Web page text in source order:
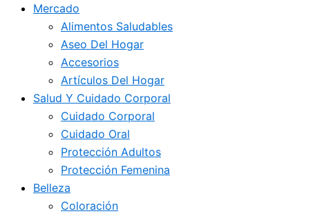
Mercado
Alimentos Saludables
Aseo Del Hogar
Accesorios
Artículos Del Hogar
Salud Y Cuidado Corporal
Cuidado Corporal
Cuidado Oral
Protección Adultos
Protección Femenina
Belleza
Coloración